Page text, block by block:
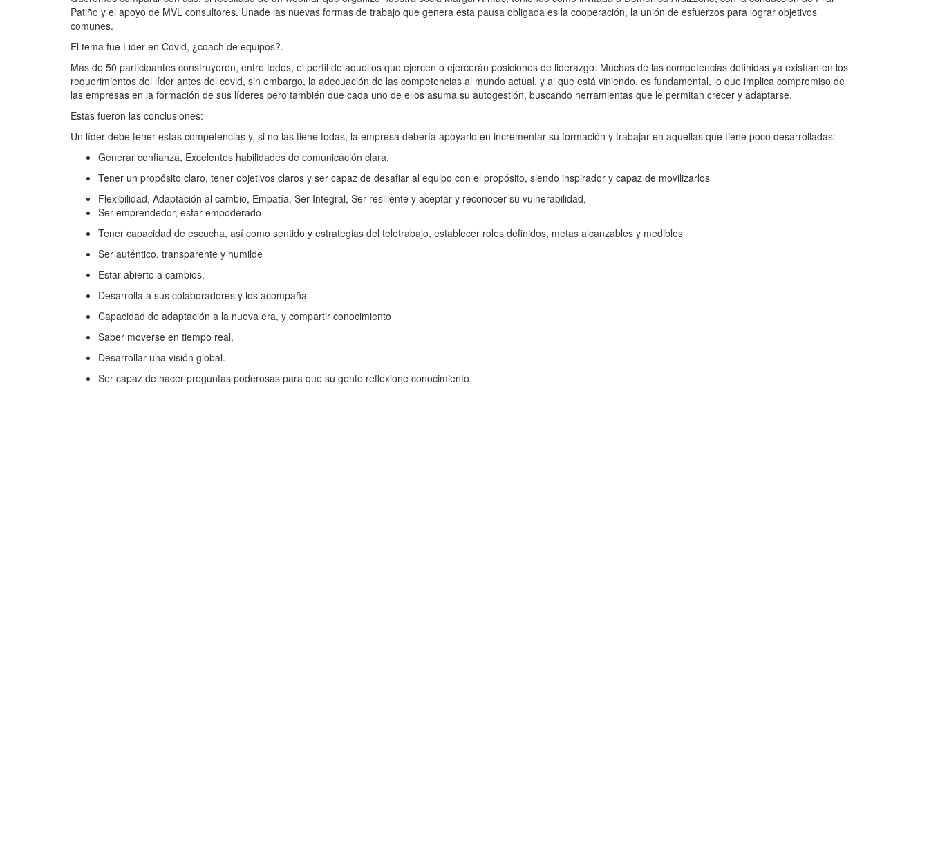
Patiño y el apoyo de MVL consultores. Unade las nuevas formas de trabajo que genera esta pausa obligada es la cooperación, la unión de esfuerzos para lograr objetivos
comunes.
El tema fue Lider en Covid, ¿coach de equipos?.
Más de 50 participantes construyeron, entre todos, el perfil de aquellos que ejercen o ejercerán posiciones de liderazgo. Muchas de las competencias definidas ya existían en los
requerimientos del líder antes del covid, sin embargo, la adecuación de las competencias al mundo actual, y al que está viniendo, es fundamental, lo que implica compromiso de
las empresas en la formación de sus líderes pero también que cada uno de ellos asuma su autogestión, buscando herramientas que le permitan crecer y adaptarse.
Estas fueron las conclusiones:
Un líder debe tener estas competencias y, si no las tiene todas, la empresa debería apoyarlo en incrementar su formación y trabajar en aquellas que tiene poco desarrolladas:
Generar confianza, Excelentes habilidades de comunicación clara.
Tener un propósito claro, tener objetivos claros y ser capaz de desafiar al equipo con el propósito, siendo inspirador y capaz de movilizarlos
Flexibilidad, Adaptación al cambio, Empatía, Ser Integral, Ser resiliente y aceptar y reconocer su vulnerabilidad,
Ser emprendedor, estar empoderado
Tener capacidad de escucha, así como sentido y estrategias del teletrabajo, establecer roles definidos, metas alcanzables y medibles
Ser auténtico, transparente y humilde
Estar abierto a cambios.
Desarrolla a sus colaboradores y los acompaña
Capacidad de adaptación a la nueva era, y compartir conocimiento
Saber moverse en tiempo real,
Desarrollar una visión global.
Ser capaz de hacer preguntas poderosas para que su gente reflexione conocimiento.